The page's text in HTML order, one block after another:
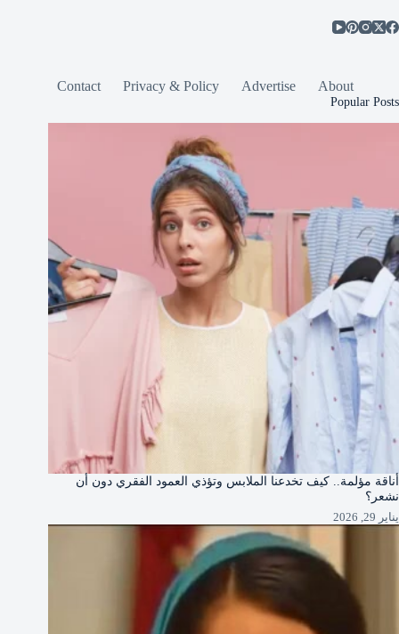
About
Advertise
Privacy & Policy
Contact
Popular Posts
أناقة مؤلمة.. كيف تخدعنا الملابس وتؤذي العمود الفقري دون أن
نشعر؟
يناير 29, 2026